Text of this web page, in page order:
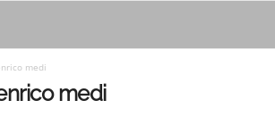
medi
medi